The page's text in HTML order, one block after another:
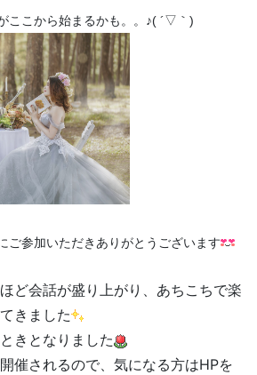
ここから始まるかも。。♪( ´▽｀)
ご参加いただきありがとうございます
ど会話が盛り上がり、あちこちで楽
きました
きとなりました
催されるので、気になる方はHPを